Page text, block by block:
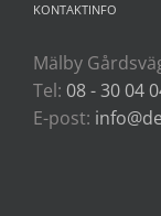
KONTAKTINFO
Mälby
Tel: 08 - 30 04
E-post: